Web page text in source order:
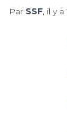
Par SSF, il y a